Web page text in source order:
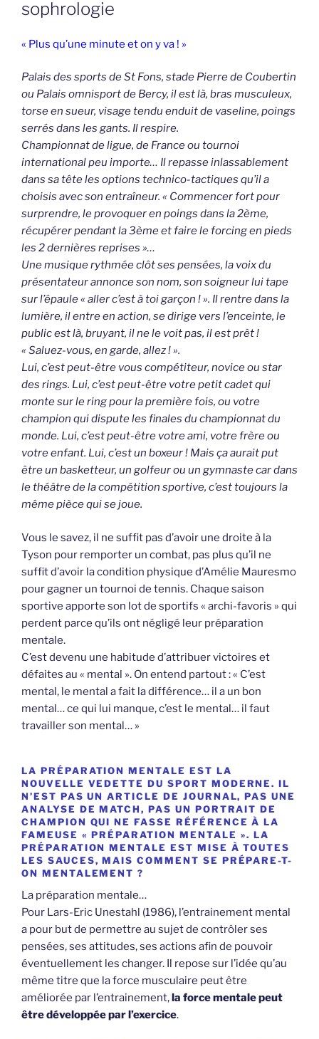
sophrologie
« Plus qu’une minute et on y va ! »
Palais des sports de St Fons, stade Pierre de Coubertin
ou Palais omnisport de Bercy, il est là, bras musculeux,
torse en sueur, visage tendu enduit de vaseline, poings
serrés dans les gants. Il respire.
Championnat de ligue, de France ou tournoi
international peu importe… Il repasse inlassablement
dans sa tête les options technico-tactiques qu’il a
choisis avec son entraîneur. « Commencer fort pour
surprendre, le provoquer en poings dans la 2ème,
récupérer pendant la 3ème et faire le forcing en pieds
les 2 dernières reprises »…
Une musique rythmée clôt ses pensées, la voix du
présentateur annonce son nom, son soigneur lui tape
sur l’épaule « aller c’est à toi garçon ! ». Il rentre dans la
lumière, il entre en action, se dirige vers l’enceinte, le
public est là, bruyant, il ne le voit pas, il est prêt !
« Saluez-vous, en garde, allez ! ».
Lui, c’est peut-être vous compétiteur, novice ou star
des rings. Lui, c’est peut-être votre petit cadet qui
monte sur le ring pour la première fois, ou votre
champion qui dispute les finales du championnat du
monde. Lui, c’est peut-être votre ami, votre frère ou
votre enfant. Lui, c’est un boxeur ! Mais ça aurait put
être un basketteur, un golfeur ou un gymnaste car dans
le théâtre de la compétition sportive, c’est toujours la
même pièce qui se joue.
Vous le savez, il ne suffit pas d’avoir une droite à la
Tyson pour remporter un combat, pas plus qu’il ne
suffit d’avoir la condition physique d’Amélie Mauresmo
pour gagner un tournoi de tennis. Chaque saison
sportive apporte son lot de sportifs « archi-favoris » qui
perdent parce qu’ils ont négligé leur préparation
mentale.
C’est devenu une habitude d’attribuer victoires et
défaites au « mental ». On entend partout : « C’est
mental, le mental a fait la différence… il a un bon
mental… ce qui lui manque, c’est le mental… il faut
travailler son mental… »
LA PRÉPARATION MENTALE EST LA
NOUVELLE VEDETTE DU SPORT MODERNE. IL
N’EST PAS UN ARTICLE DE JOURNAL, PAS UNE
ANALYSE DE MATCH, PAS UN PORTRAIT DE
CHAMPION QUI NE FASSE RÉFÉRENCE À LA
FAMEUSE « PRÉPARATION MENTALE ». LA
PRÉPARATION MENTALE EST MISE À TOUTES
LES SAUCES, MAIS COMMENT SE PRÉPARE-T-
ON MENTALEMENT ?
La préparation mentale…
Pour Lars-Eric Unestahl (1986), l’entrainement mental
a pour but de permettre au sujet de contrôler ses
pensées, ses attitudes, ses actions afin de pouvoir
éventuellement les changer. Il repose sur l’idée qu’au
même titre que la force musculaire peut être
améliorée par l’entrainement,la force mentale peut
être développée par l’exercice.